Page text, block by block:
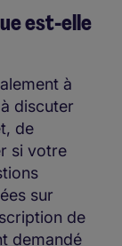
est-elle
à
discuter
de
si votre
sur
de
demandé